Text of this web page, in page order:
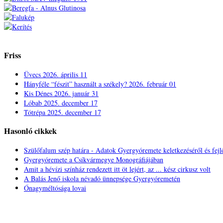
Friss
Üvecs 2026. április 11
Hányféle “fészit” használt a székely? 2026. február 01
Kis Dénes 2026. január 31
Lóbab 2025. december 17
Tótrépa 2025. december 17
Hasonló cikkek
Szülőfalum szép határa - Adatok Gyergyóremete keletkezéséről és
Gyergyóremete a Csíkvármegye Monográfiájában
Amit a hévízi színház rendezett itt öt lejért, az ... kész cirkusz volt
A Balás Jenő iskola névadó ünnepsége Gyergyóremetén
Őnagyméltósága lovai